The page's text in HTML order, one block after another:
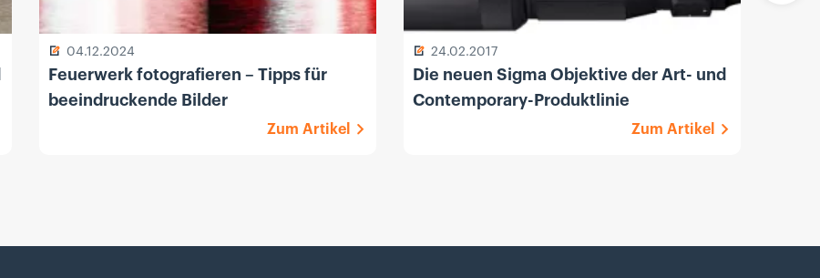
04.12.2024
Feuerwerk fotografieren – Tipps für
beeindruckende Bilder
Zum Artikel
24.02.2017
Die neuen Sigma Objektive der Art- und
Contemporary-Produktlinie
Zum Artikel